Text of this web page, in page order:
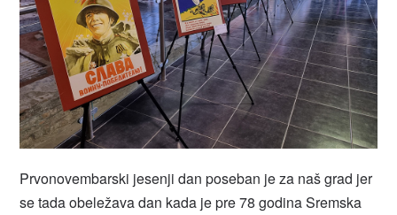
Prvonovembarski jesenji dan poseban je za naš grad jer
se tada obeležava dan kada je pre 78 godina Sremska